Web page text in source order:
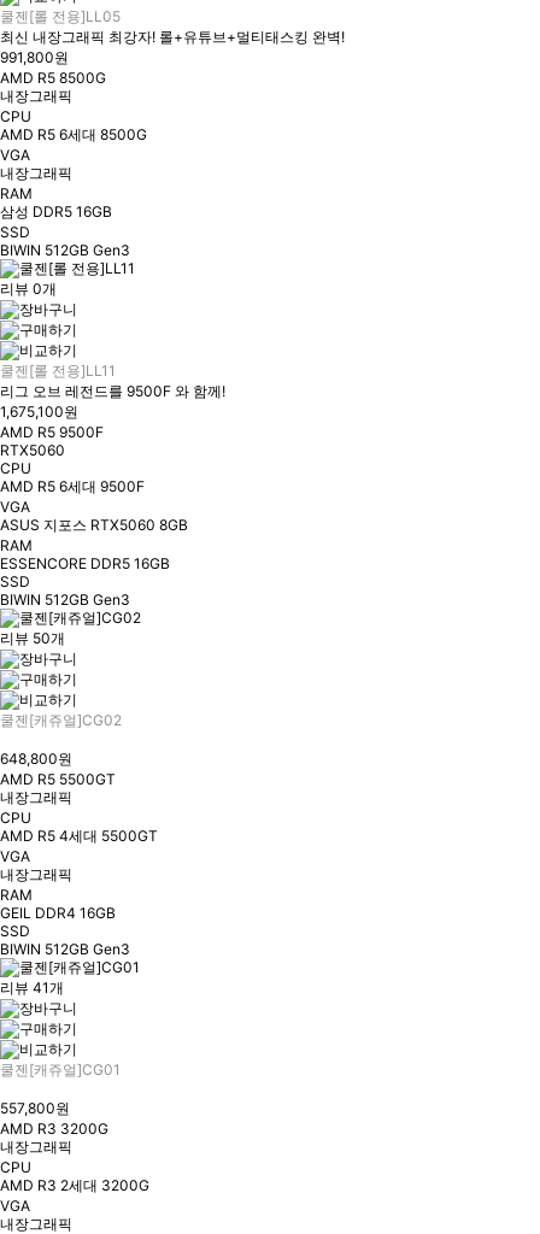
쿨젠[롤 전용]LL05
최신 내장그래픽 최강자! 롤+유튜브+멀티태스킹 완벽!
991,800원
AMD R5 8500G
내장그래픽
CPU
AMD R5 6세대 8500G
VGA
내장그래픽
RAM
삼성 DDR5 16GB
SSD
BIWIN 512GB Gen3
리뷰 0개
쿨젠[롤 전용]LL11
리그 오브 레전드를 9500F 와 함께!
1,675,100원
AMD R5 9500F
RTX5060
CPU
AMD R5 6세대 9500F
VGA
ASUS 지포스 RTX5060 8GB
RAM
ESSENCORE DDR5 16GB
SSD
BIWIN 512GB Gen3
리뷰 50개
쿨젠[캐쥬얼]CG02
648,800원
AMD R5 5500GT
내장그래픽
CPU
AMD R5 4세대 5500GT
VGA
내장그래픽
RAM
GEIL DDR4 16GB
SSD
BIWIN 512GB Gen3
리뷰 41개
쿨젠[캐쥬얼]CG01
557,800원
AMD R3 3200G
내장그래픽
CPU
AMD R3 2세대 3200G
VGA
내장그래픽